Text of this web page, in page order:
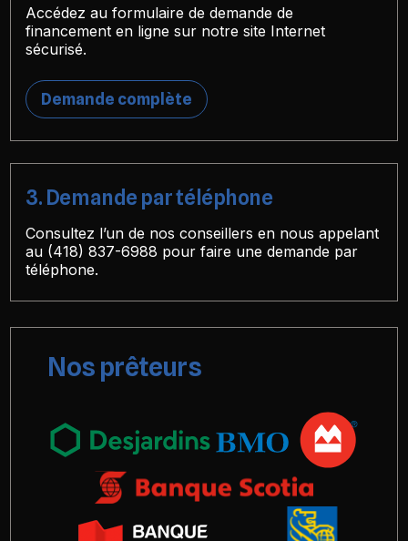
Accédez au formulaire de demande de
financement en ligne sur notre site Internet
sécurisé.
Demande complète
3. Demande par téléphone
Consultez l’un de nos conseillers en nous appelant
au (418) 837-6988 pour faire une demande par
téléphone.
Nos prêteurs